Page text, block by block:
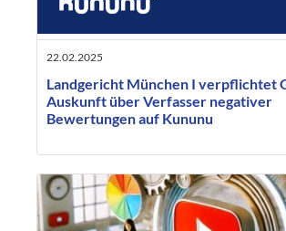
22.02.2025
Landgericht München I verpflichtet
Auskunft über Verfasser negativer
Bewertungen auf Kununu